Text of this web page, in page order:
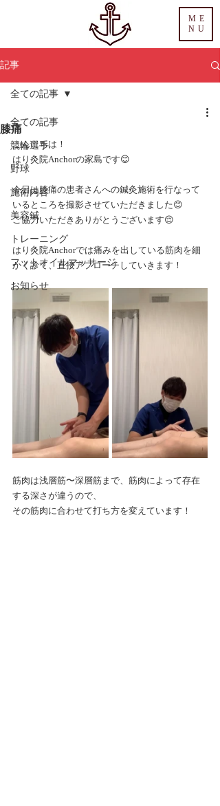
ME
NU
記事
全ての記事
競輪選手
野球
施術内容
美容鍼
トレーニング
フットオイルマッサージ
お知らせ
全ての記事
膝痛
こんにちは！
はり灸院Anchorの家島です😊
今日は膝痛の患者さんへの鍼灸施術を行なって
いるところを撮影させていただきました😊
ご協力いただきありがとうございます😌
はり灸院Anchorでは痛みを出している筋肉を細
かく診て、直接アプローチしていきます！
筋肉は浅層筋〜深層筋まで、筋肉によって存在
する深さが違うので、
その筋肉に合わせて打ち方を変えています！